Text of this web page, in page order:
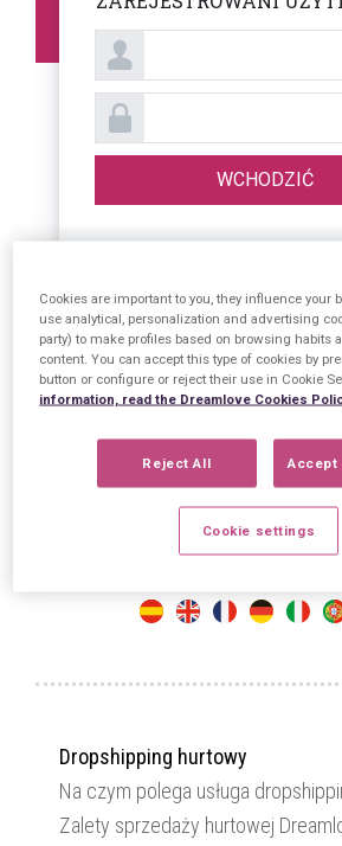
International
Park Logistyczny
Abastos, 13
41410 Carmona
Dropshipping hurtowy
Na czym polega usługa
Zalety sprzedaży hurtowej
Cookies are important to you, they influence your
use analytical, personalization and advertising
party) to make profiles based on browsing habits
content. You can accept this type of cookies by
button or configure or reject their use in Cookie
information, read the Dreamlove Cookies
Reject All Accept
Cookie settings